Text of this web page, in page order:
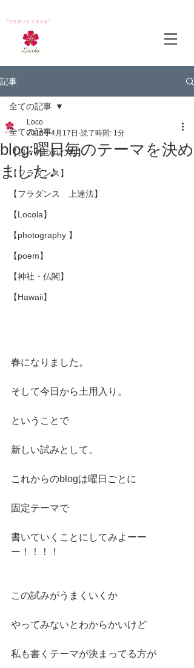
*フラダンス スタジオ*
記事
全ての記事
【日々のつれづれ】
【フラダンス】
【フラダンス 上達法】
【Locola】
【photography 】
【poem】
【神社・仏閣】
【Hawaii】
全ての記事
blog:曜日毎のテーマを決め
ました♪
Loco
2018年4月17日 読了時間: 1分
春になりました。
そして今日から土用入り。
ということで
新しい試みとして。
これからのblogは曜日ごとに
固定テーマで
書いていくことにしてみよーー
ー！！！！
この試みがうまくいくか
やってみないとわからかいけど
私も書くテーマが決まってる方が